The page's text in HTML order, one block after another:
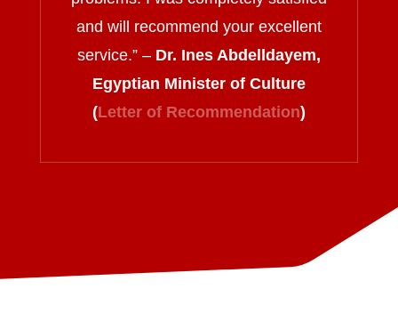
and will recommend your excellent
service.” – Dr. Ines Abdelldayem,
Egyptian Minister of Culture
(Letter of Recommendation)